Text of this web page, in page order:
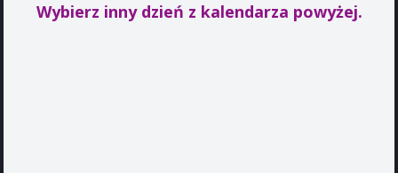
Wybierz inny dzień z kalendarza powyżej.